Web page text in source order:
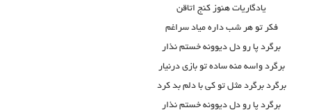
یادگاریات هنوز کنج اتاقن
فکر تو هر شب داره میاد سراغم
برگرد پا رو دل دیوونه خستم نذار
برگرد واسه منه ساده تو بازی درنیار
برگرد برگرد مثل تو کی با دلم بد کرد
برگرد پا رو دل دیوونه خستم نذار